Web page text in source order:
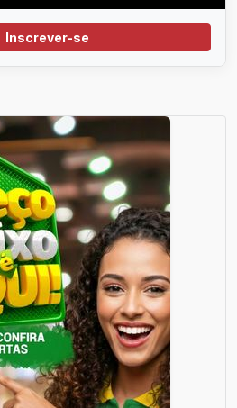
Inscrever-se